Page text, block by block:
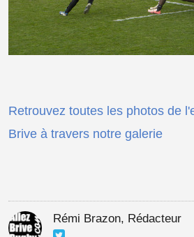
Retrouvez toutes les photos de
Brive à travers notre galerie
Rémi Brazon, Rédacteur